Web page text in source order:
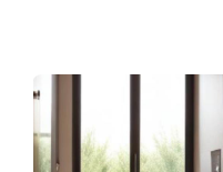
antes de ponerla en
Lillo, encontraron
interesados.
2. El joven